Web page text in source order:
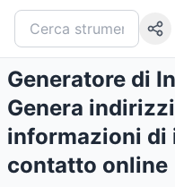
Generatore di
Genera
informazioni di
contatto online